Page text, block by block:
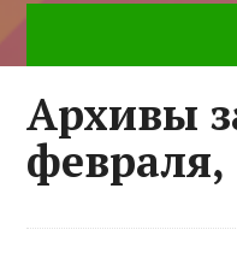
Архивы
февраля,